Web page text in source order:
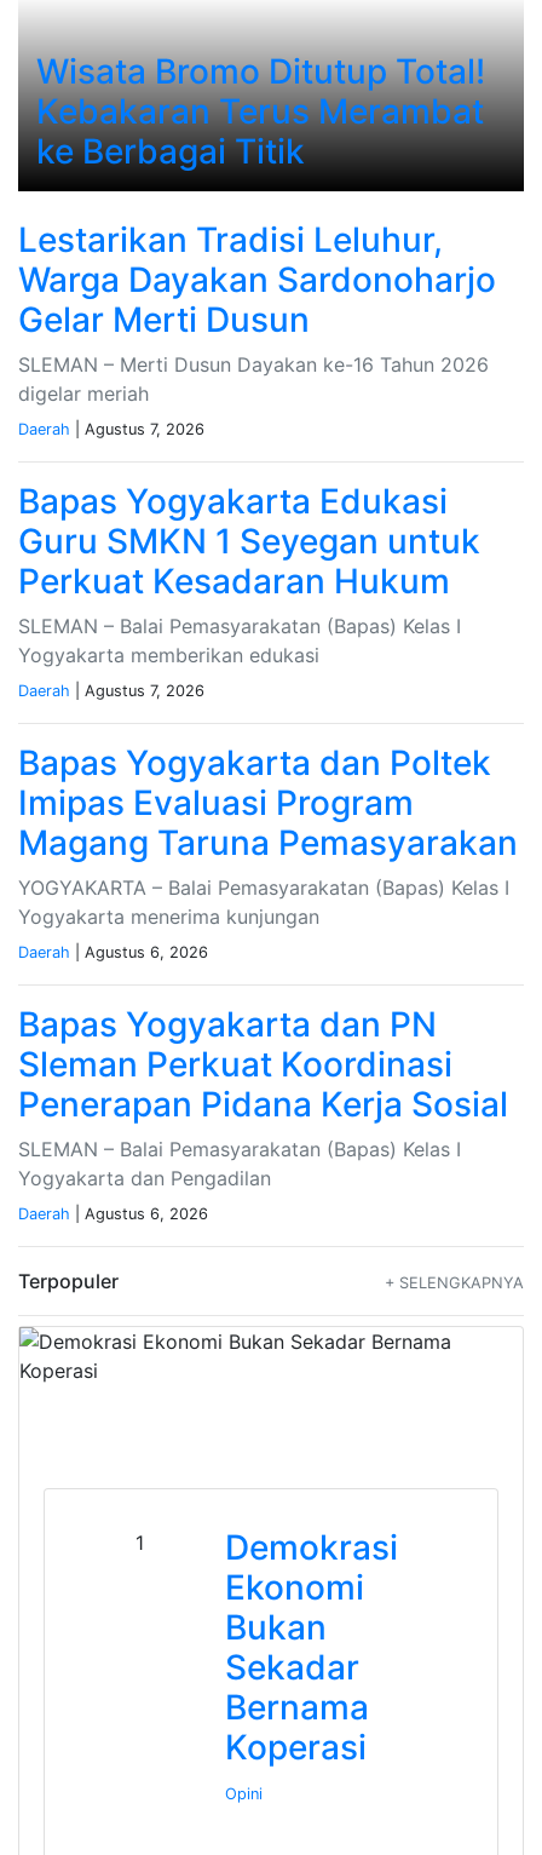
Wisata Bromo Ditutup Total!
Kebakaran Terus Merambat
ke Berbagai Titik
Lestarikan Tradisi Leluhur,
Warga Dayakan Sardonoharjo
Gelar Merti Dusun
SLEMAN – Merti Dusun Dayakan ke-16 Tahun 2026
digelar meriah
Daerah | Agustus 7, 2026
Bapas Yogyakarta Edukasi
Guru SMKN 1 Seyegan untuk
Perkuat Kesadaran Hukum
SLEMAN – Balai Pemasyarakatan (Bapas) Kelas I
Yogyakarta memberikan edukasi
Daerah | Agustus 7, 2026
Bapas Yogyakarta dan Poltek
Imipas Evaluasi Program
Magang Taruna Pemasyarakan
YOGYAKARTA – Balai Pemasyarakatan (Bapas) Kelas I
Yogyakarta menerima kunjungan
Daerah | Agustus 6, 2026
Bapas Yogyakarta dan PN
Sleman Perkuat Koordinasi
Penerapan Pidana Kerja Sosial
SLEMAN – Balai Pemasyarakatan (Bapas) Kelas I
Yogyakarta dan Pengadilan
Daerah | Agustus 6, 2026
Terpopuler + SELENGKAPNYA
1
Demokrasi
Ekonomi
Bukan
Sekadar
Bernama
Koperasi
Opini